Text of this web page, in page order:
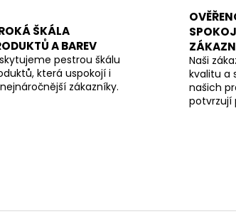
ŠKÁLA
A BAREV
pestrou škálu
která uspokojí i
zákazníky.
Naši
kvalitu a
našich
potvrzují